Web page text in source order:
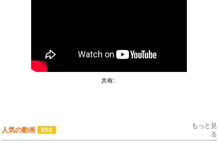
共有:
人気の動画
もっと見
る